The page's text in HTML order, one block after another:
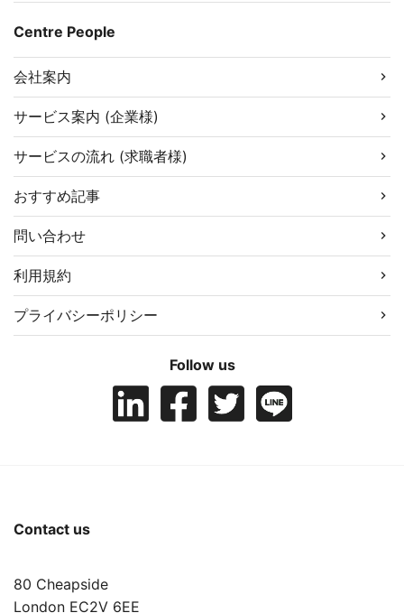
Centre People
会社案内
サービス案内 (企業様)
サービスの流れ (求職者様)
おすすめ記事
問い合わせ
利用規約
プライバシーポリシー
Follow us
Contact us
80 Cheapside
London EC2V 6EE